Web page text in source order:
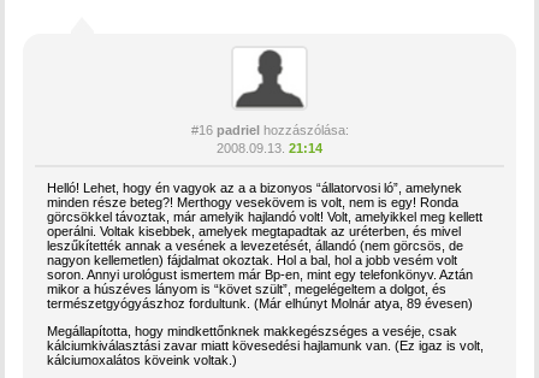
#16 padrielhozzászólása:
2008.09.13. 21:14
Helló! Lehet, hogy én vagyok az a a bizonyos “állatorvosi ló”, amelynek
minden része beteg?! Merthogy vesekövem is volt, nem is egy! Ronda
görcsökkel távoztak, már amelyik hajlandó volt! Volt, amelyikkel meg kellett
operálni. Voltak kisebbek, amelyek megtapadtak az uréterben, és mivel
leszűkítették annak a vesének a levezetését, állandó (nem görcsös, de
nagyon kellemetlen) fájdalmat okoztak. Hol a bal, hol a jobb vesém volt
soron. Annyi urológust ismertem már Bp-en, mint egy telefonkönyv. Aztán
mikor a húszéves lányom is “követ szült”, megelégeltem a dolgot, és
természetgyógyászhoz fordultunk. (Már elhúnyt Molnár atya, 89 évesen)
Megállapította, hogy mindkettőnknek makkegészséges a veséje, csak
kálciumkiválasztási zavar miatt kövesedési hajlamunk van. (Ez igaz is volt,
kálciumoxalátos köveink voltak.)